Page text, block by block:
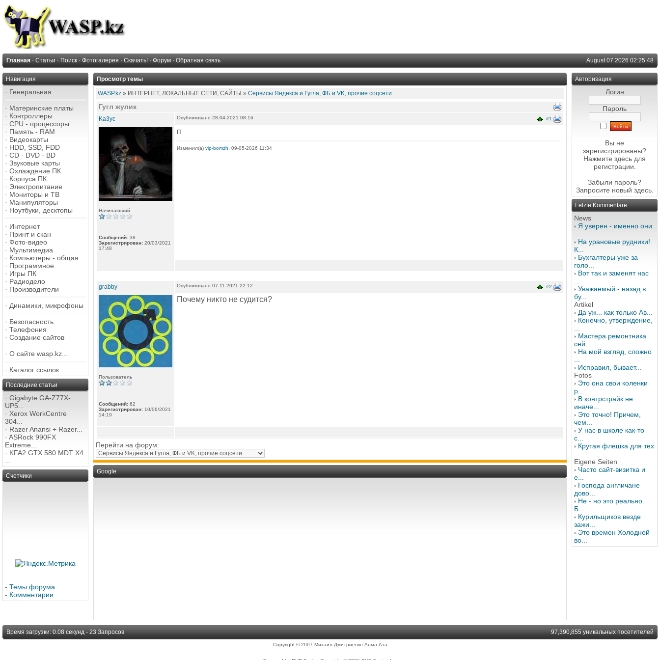
Главная · Статьи · Поиск · Фотогалерея · Скачать! · Форум · Обратная связь August 07 2026 02:25:48
Навигация
· Генеральная
· Материнские платы
· Контроллеры
· CPU - процессоры
· Память - RAM
· Видеокарты
· HDD, SSD, FDD
· CD - DVD - BD
· Звуковые карты
· Охлаждение ПК
· Корпуса ПК
· Электропитание
· Мониторы и ТВ
· Манипуляторы
· Ноутбуки, десктопы
· Интернет
· Принт и скан
· Фото-видео
· Мультимедиа
· Компьютеры - общая
· Программное
· Игры ПК
· Радиодело
· Производители
· Динамики, микрофоны
· Безопасность
· Телефония
· Создание сайтов
· О сайте wasp.kz...
· Каталог ссылок
Последние статьи
· Gigabyte GA-Z77X-
UP5...
· Xerox WorkCentre
304...
· Razer Anansi + Razer...
· ASRock 990FX
Extreme...
· KFA2 GTX 580 MDT X4
Счетчики
- Темы форума
- Комментарии
Просмотр темы
WASP.kz » ИНТЕРНЕТ, ЛОКАЛЬНЫЕ СЕТИ, САЙТЫ » Сервисы Яндекса и Гугла, ФБ и VK, прочие соцсети
Гугл жулик
Ka3yc #1
Опубликовано 28-04-2021 08:16
Начинающий
Сообщений: 38
Зарегистрирован: 20/03/2021
17:48
п
Изменил(а) vip-bomzh , 09-05-2026 11:34
grabby #2
Опубликовано 07-11-2021 22:12
Пользователь
Сообщений: 62
Зарегистрирован: 10/06/2021
14:19
Почему никто не судится?
Перейти на форум:
Google
Авторизация
Логин
Пароль
Вы не
зарегистрированы?
Нажмите здесь для
регистрации.
Забыли пароль?
Запросите новый здесь.
Letzte Kommentare
News
Я уверен - именно они
На урановые рудники!
К...
Бухгалтеры уже за
голо...
Вот так и заменят нас
Уважаемый - назад в
бу...
Artikel
Да уж... как только Ав...
Конечно, утверждение,
Мастера ремонтника
сей...
На мой взгляд, сложно
Исправил, бывает...
Fotos
Это она свои коленки
р...
В контрстрайк не
иначе...
Это точно! Причем,
чем...
У нас в школе как-то
с...
Крутая флешка для тех
Eigene Seiten
Часто сайт-визитка и
е...
Господа англичане
дово...
Не - но это реально.
Б...
Курильщиков везде
зажи...
Это времен Холодной
во...
Время загрузки: 0.08 секунд - 23 Запросов 97,390,855 уникальных посетителей
Copyright © 2007 Михаил Дмитриенко Алма-Ата